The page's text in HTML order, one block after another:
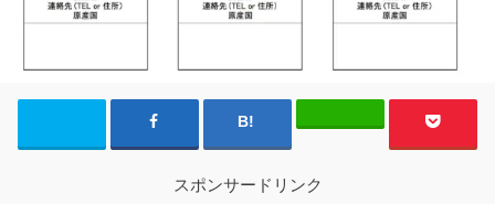
スポンサードリンク